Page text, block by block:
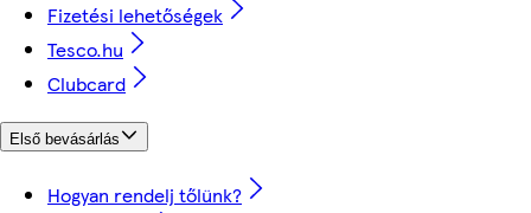
Fizetési lehetőségek
Tesco.hu
Clubcard
Első bevásárlás
Hogyan rendelj tőlünk?